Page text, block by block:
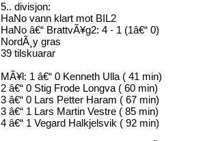
5.. divisjon:
HaNo vann klart mot BIL2
HaNo â€“ BrattvÃ¥g2: 4 - 1 (1â€“ 0)
NordÃ¸y gras
39 tilskuarar
MÃ¥l: 1 â€“ 0 Kenneth Ulla ( 41 min)
2 â€“ 0 Stig Frode Longva ( 60 min)
3 â€“ 0 Lars Petter Haram ( 67 min)
3 â€“ 1 Lars Martin Vestre ( 85 min)
4 â€“ 1 Vegard Halkjelsvik ( 92 min)